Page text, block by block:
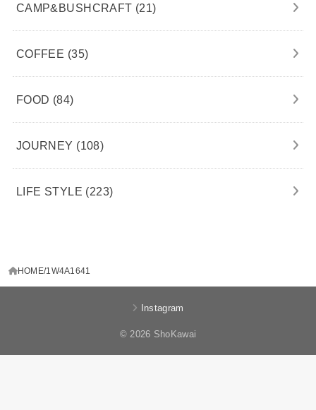
CAMP&BUSHCRAFT (21)
COFFEE (35)
FOOD (84)
JOURNEY (108)
LIFE STYLE (223)
HOME 1W4A1641
Instagram
© 2026 ShoKawai